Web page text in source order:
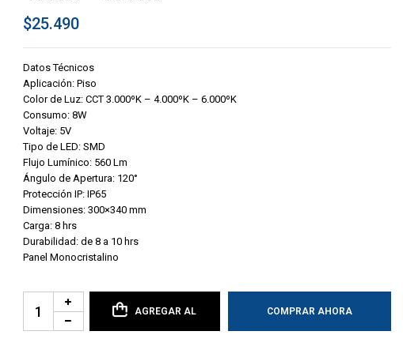
$25.490
Datos Técnicos
Aplicación: Piso
Color de Luz: CCT 3.000ºK – 4.000ºK – 6.000ºK
Consumo: 8W
Voltaje: 5V
Tipo de LED: SMD
Flujo Lumínico: 560 Lm
Ángulo de Apertura: 120°
Protección IP: IP65
Dimensiones: 300×340 mm
Carga: 8 hrs
Durabilidad: de 8 a 10 hrs
Panel Monocristalino
AGREGAR AL COMPRAR AHORA